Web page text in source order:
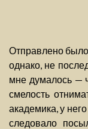
Отправлено было
однако, не
мне думалось —
смелость
академика, у
следовало